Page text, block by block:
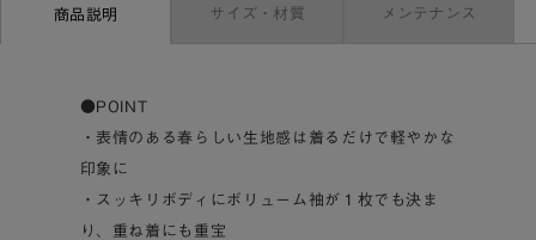
商品説明 サイズ・材質 メンテナンス
●POINT
・表情のある春らしい生地感は着るだけで軽やかな
印象に
・スッキリボディにボリューム袖が１枚でも決ま
り、重ね着にも重宝